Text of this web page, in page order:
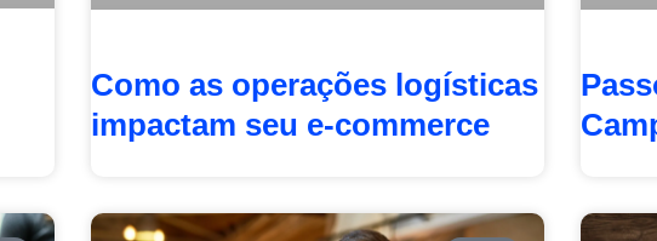
Como as operações logísticas
impactam seu e-commerce